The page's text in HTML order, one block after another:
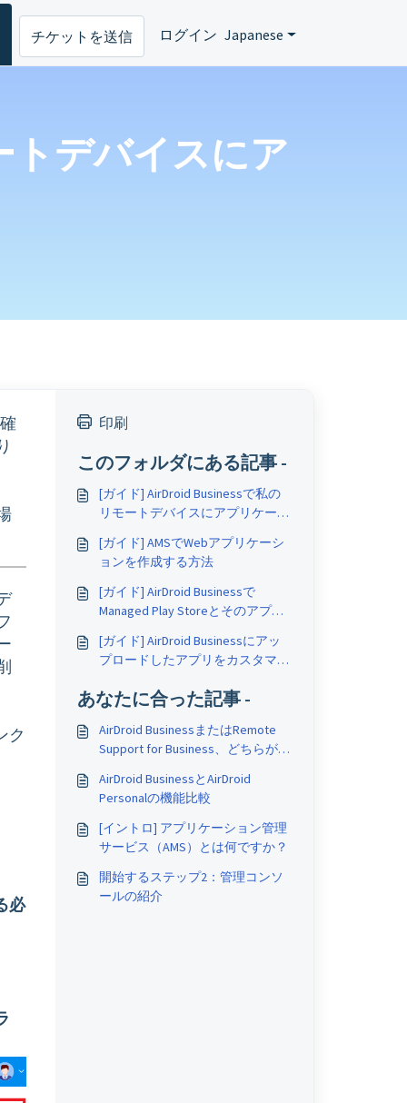
チケットを送信 ログイン Japanese
トデバイスにア
ク
必
印刷
このフォルダにある記事 -
[ガイド] AirDroid Businessで私の
リモートデバイスにアプリケーシ
[ガイド] AMSでWebアプリケーシ
ョンを作成する方法
[ガイド] AirDroid Businessで
Managed Play Storeとそのアプリ
[ガイド] AirDroid Businessにアッ
プロードしたアプリをカスタマイ
あなたに合った記事 -
AirDroid BusinessまたはRemote
Support for Business、どちらが私
AirDroid BusinessとAirDroid
Personalの機能比較
[イントロ] アプリケーション管理
サービス（AMS）とは何ですか？
開始するステップ2：管理コンソ
ールの紹介